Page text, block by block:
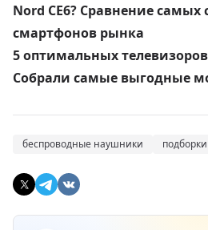
Nord CE6? Сравнение
смартфонов рынка
5 оптимальных
Собрали самые выгодные
беспроводные наушники подборки